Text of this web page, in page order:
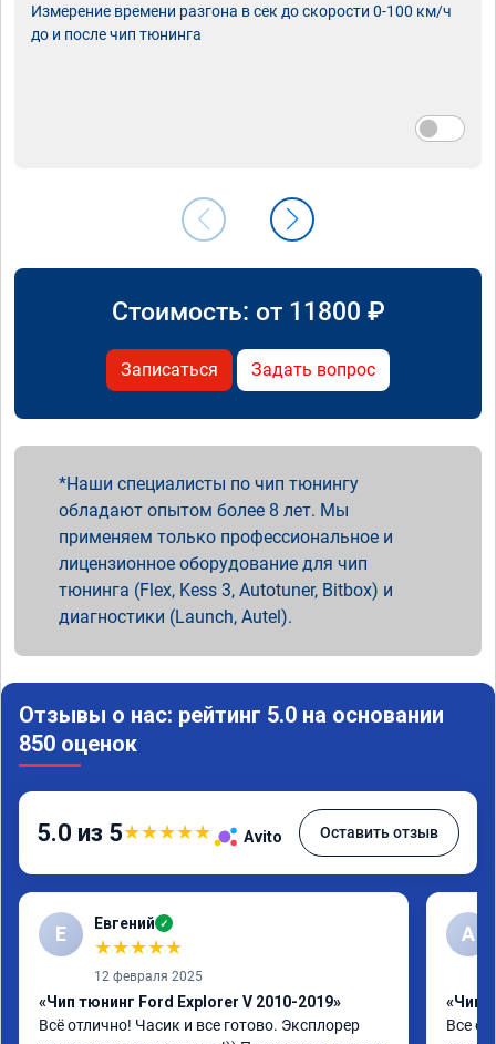
Измерение времени разгона в сек до скорости 0-100 км/ч
до и после чип тюнинга
Стоимость: от 11800 ₽
Записаться Задать вопрос
Наши специалисты по чип тюнингу
обладают опытом более 8 лет. Мы
применяем только профессиональное и
лицензионное оборудование для чип
тюнинга (Flex, Kess 3, Autotuner, Bitbox) и
диагностики (Launch, Autel).
Отзывы о нас: рейтинг 5.0 на основании
850 оценок
5.0 из 5★★★★★ Avito Оставить отзыв
Е Евгений ✓
★★★★★
12 февраля 2025
«Чип тюнинг Ford Explorer V 2010-2019»
Всё отлично! Часик и все готово. Эксплорер
А
«Чип
Все